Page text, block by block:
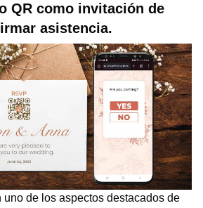
QR como invitación de
asistencia.
uno de los aspectos destacados de